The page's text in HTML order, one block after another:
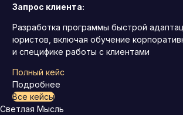
Запрос клиента:
Разработка программы быстрой
юристов, включая обучение
и специфике работы с клиентами
Полный кейс
Подробнее
Все кейсы
Светлая Мысль